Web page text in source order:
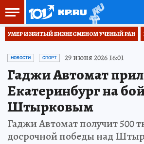
УМЕР ИЗБИТЫЙ БИЗНЕСМЕНОМ УЧЕНЫЙ РАН
НОВОСТИ СПОРТ 29 июня 2026 16:01
Гаджи Автомат
Екатеринбург на
Штырковым
Гаджи Автомат получит 500
досрочной победы над